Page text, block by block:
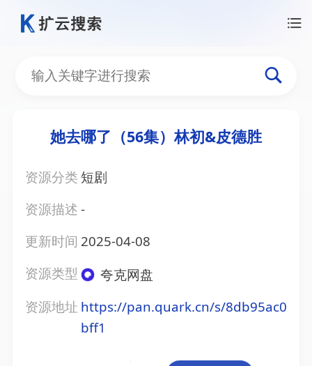
她去哪了（56集）林初&皮德胜
资源分类 短剧
资源描述-
更新时间 2025-04-08
资源类型
夸克网盘
资源地址 https://pan.quark.cn/s/8db95ac0
bff1